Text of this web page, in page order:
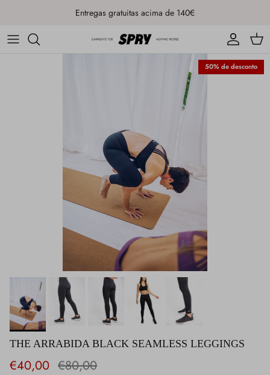
Entregas gratuitas acima de 140€
Conta
50% de desconto
THE ARRABIDA BLACK SEAMLESS LEGGINGS
€40,00 €80,00